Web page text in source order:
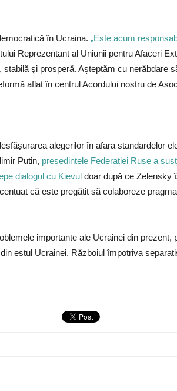
în Ucraina. „Este acum
Reprezentant al Uniunii pentru Afaceri
şi prosperă. Aşteptăm cu nerăbdare
aflat în centrul Acordului nostru de
alegerilor în afara standardelor
Putin, președintele Federației Ruse a
dialogul cu Kievul doar după ce Zelensky
că este pregătit să colaboreze
importante ale Ucrainei din
estul Ucrainei. Războiul împotriva